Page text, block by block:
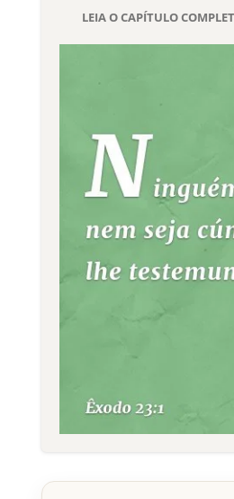
LEIA O CAPÍTULO